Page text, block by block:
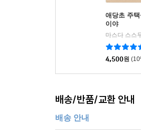
애당초 주
이야
마스다 스스
4,500원
배송/반품/교환 안내
배송 안내